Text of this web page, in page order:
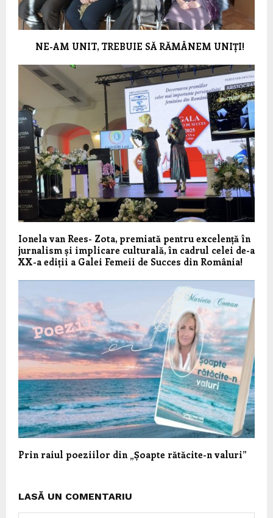
NE-AM UNIT, TREBUIE SĂ RĂMÂNEM UNIȚI!
Ionela van Rees- Zota, premiată pentru excelență în
jurnalism și implicare culturală, în cadrul celei de-a
XX-a ediții a Galei Femeii de Succes din România!
Prin raiul poeziilor din „Șoapte rătăcite-n valuri”
LASĂ UN COMENTARIU